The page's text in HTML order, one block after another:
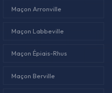
Maçon Arronville
Maçon Labbeville
Maçon Épiais-Rhus
Maçon Berville